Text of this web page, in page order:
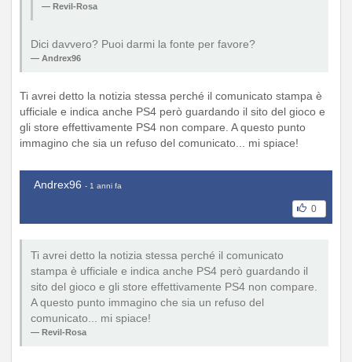
Revil-Rosa
Dici davvero? Puoi darmi la fonte per favore?
Andrex96
Ti avrei detto la notizia stessa perché il comunicato stampa è
ufficiale e indica anche PS4 però guardando il sito del gioco e
gli store effettivamente PS4 non compare. A questo punto
immagino che sia un refuso del comunicato... mi spiace!
Andrex96 - 1 anni fa
0
Ti avrei detto la notizia stessa perché il comunicato
stampa è ufficiale e indica anche PS4 però guardando il
sito del gioco e gli store effettivamente PS4 non compare.
A questo punto immagino che sia un refuso del
comunicato... mi spiace!
Revil-Rosa